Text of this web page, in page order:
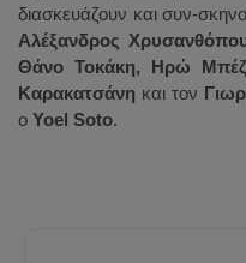
διασκευάζουν και συν-
Αλέξανδρος
Θάνο Τοκάκη, Ηρώ
Καρακατσάνη και τον
ο Yoel Soto.